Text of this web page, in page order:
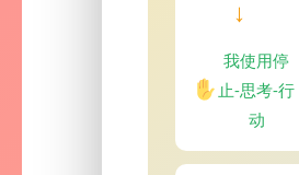
→
我使用停
止-思考-行
动